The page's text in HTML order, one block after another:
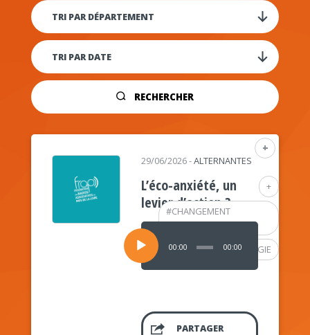
RECHERCHER
+
+
#CHANGEMENT
CLIMATIQUE
#PSYCHOLOGIE
29/06/2026-ALTERNANTES
L’éco-anxiété, un
levier d’action ?
Lecteur
audio
00:00 00:00
PARTAGER